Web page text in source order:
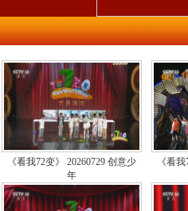
《看我72变》 20260729 创意少
年
《看